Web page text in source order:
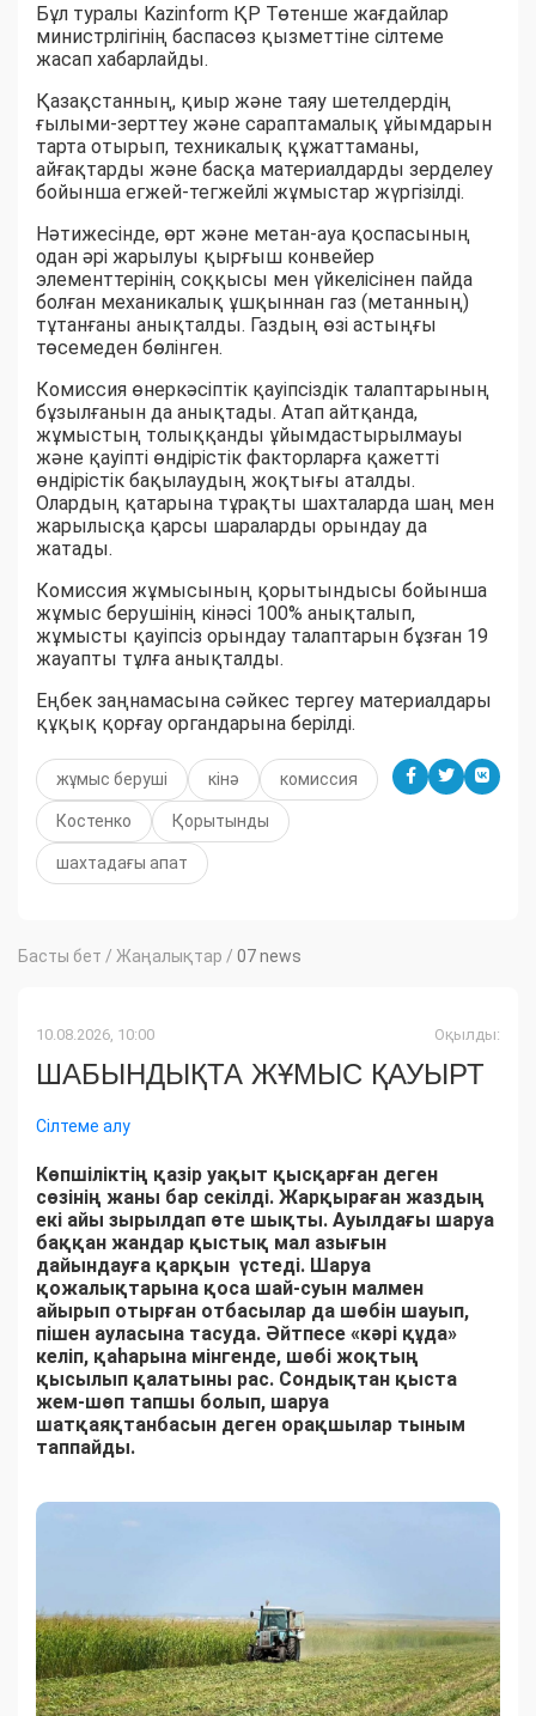
Бұл туралы Kazinform ҚР Төтенше жағдайлар
министрлігінің баспасөз қызметтіне сілтеме
жасап хабарлайды.
Қазақстанның, қиыр және таяу шетелдердің
ғылыми-зерттеу және сараптамалық ұйымдарын
тарта отырып, техникалық құжаттаманы,
айғақтарды және басқа материалдарды зерделеу
бойынша егжей-тегжейлі жұмыстар жүргізілді.
Нәтижесінде, өрт және метан-ауа қоспасының
одан әрі жарылуы қырғыш конвейер
элементтерінің соққысы мен үйкелісінен пайда
болған механикалық ұшқыннан газ (метанның)
тұтанғаны анықталды. Газдың өзі астыңғы
төсемеден бөлінген.
Комиссия өнеркәсіптік қауіпсіздік талаптарының
бұзылғанын да анықтады. Атап айтқанда,
жұмыстың толыққанды ұйымдастырылмауы
және қауіпті өндірістік факторларға қажетті
өндірістік бақылаудың жоқтығы аталды.
Олардың қатарына тұрақты шахталарда шаң мен
жарылысқа қарсы шараларды орындау да
жатады.
Комиссия жұмысының қорытындысы бойынша
жұмыс берушінің кінәсі 100% анықталып,
жұмысты қауіпсіз орындау талаптарын бұзған 19
жауапты тұлға анықталды.
Еңбек заңнамасына сәйкес тергеу материалдары
құқық қорғау органдарына берілді.
жұмыс беруші кінә комиссия
Костенко Қорытынды
шахтадағы апат
Басты бет / Жаңалықтар / 07 news
10.08.2026, 10:00 Оқылды:
ШАБЫНДЫҚТА ЖҰМЫС ҚАУЫРТ
Сілтеме алу
Көпшіліктің қазір уақыт қысқарған деген
сөзінің жаны бар секілді. Жарқыраған жаздың
екі айы зырылдап өте шықты. Ауылдағы шаруа
баққан жандар қыстық мал азығын
дайындауға қарқын үстеді. Шаруа
қожалықтарына қоса шай-суын малмен
айырып отырған отбасылар да шөбін шауып,
пішен ауласына тасуда. Әйтпесе «кәрі құда»
келіп, қаһарына мінгенде, шөбі жоқтың
қысылып қалатыны рас. Сондықтан қыста
жем-шөп тапшы болып, шаруа
шатқаяқтанбасын деген орақшылар тыным
таппайды.